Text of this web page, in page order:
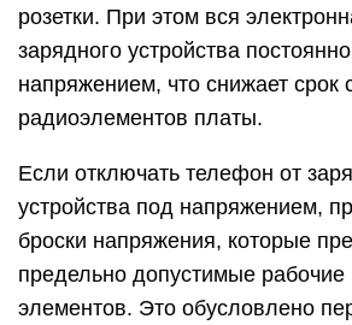
розетки. При этом вся
зарядного устройства
напряжением, что снижает срок
радиоэлементов платы.
Если отключать телефон от
устройства под напряжением,
броски напряжения, которые
предельно допустимые
элементов. Это обусловлено